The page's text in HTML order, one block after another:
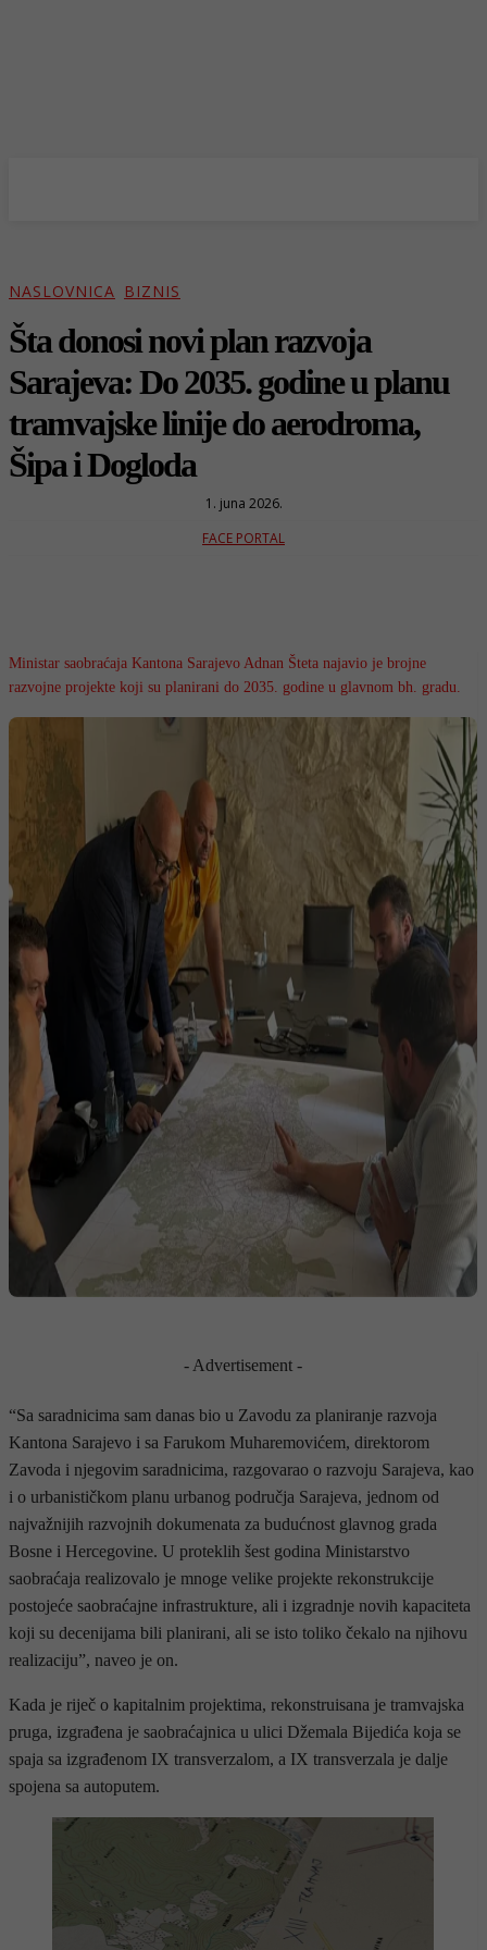
NASLOVNICA BIZNIS
Šta donosi novi plan razvoja
Sarajeva: Do 2035. godine u planu
tramvajske linije do aerodroma,
Šipa i Dogloda
1. juna 2026.
FACE PORTAL
Ministar saobraćaja Kantona Sarajevo Adnan Šteta najavio je brojne
razvojne projekte koji su planirani do 2035. godine u glavnom bh. gradu.
- Advertisement -
“Sa saradnicima sam danas bio u Zavodu za planiranje razvoja
Kantona Sarajevo i sa Farukom Muharemovićem, direktorom
Zavoda i njegovim saradnicima, razgovarao o razvoju Sarajeva, kao
i o urbanističkom planu urbanog područja Sarajeva, jednom od
najvažnijih razvojnih dokumenata za budućnost glavnog grada
Bosne i Hercegovine. U proteklih šest godina Ministarstvo
saobraćaja realizovalo je mnoge velike projekte rekonstrukcije
postojeće saobraćajne infrastrukture, ali i izgradnje novih kapaciteta
koji su decenijama bili planirani, ali se isto toliko čekalo na njihovu
realizaciju”, naveo je on.
Kada je riječ o kapitalnim projektima, rekonstruisana je tramvajska
pruga, izgrađena je saobraćajnica u ulici Džemala Bijedića koja se
spaja sa izgrađenom IX transverzalom, a IX transverzala je dalje
spojena sa autoputem.